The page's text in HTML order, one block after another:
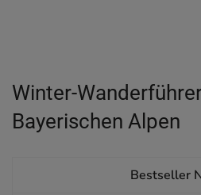
Winter-
Bayerischen Alpen